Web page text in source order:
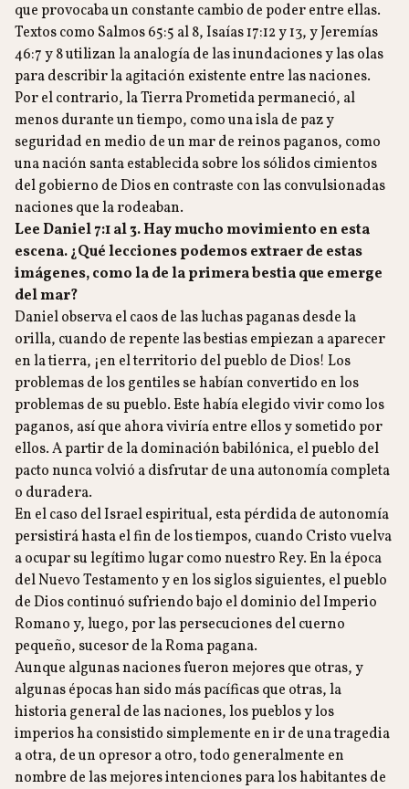
que provocaba un constante cambio de poder entre ellas.
Textos como Salmos 65:5 al 8, Isaías 17:12 y 13, y Jeremías
46:7 y 8 utilizan la analogía de las inundaciones y las olas
para describir la agitación existente entre las naciones.
Por el contrario, la Tierra Prometida permaneció, al
menos durante un tiempo, como una isla de paz y
seguridad en medio de un mar de reinos paganos, como
una nación santa establecida sobre los sólidos cimientos
del gobierno de Dios en contraste con las convulsionadas
naciones que la rodeaban.
Lee Daniel 7:1 al 3. Hay mucho movimiento en esta
escena. ¿Qué lecciones podemos extraer de estas
imágenes, como la de la primera bestia que emerge
del mar?
Daniel observa el caos de las luchas paganas desde la
orilla, cuando de repente las bestias empiezan a aparecer
en la tierra, ¡en el territorio del pueblo de Dios! Los
problemas de los gentiles se habían convertido en los
problemas de su pueblo. Este había elegido vivir como los
paganos, así que ahora viviría entre ellos y sometido por
ellos. A partir de la dominación babilónica, el pueblo del
pacto nunca volvió a disfrutar de una autonomía completa
o duradera.
En el caso del Israel espiritual, esta pérdida de autonomía
persistirá hasta el fin de los tiempos, cuando Cristo vuelva
a ocupar su legítimo lugar como nuestro Rey. En la época
del Nuevo Testamento y en los siglos siguientes, el pueblo
de Dios continuó sufriendo bajo el dominio del Imperio
Romano y, luego, por las persecuciones del cuerno
pequeño, sucesor de la Roma pagana.
Aunque algunas naciones fueron mejores que otras, y
algunas épocas han sido más pacíficas que otras, la
historia general de las naciones, los pueblos y los
imperios ha consistido simplemente en ir de una tragedia
a otra, de un opresor a otro, todo generalmente en
nombre de las mejores intenciones para los habitantes de